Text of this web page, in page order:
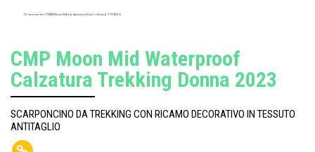
Scarponcino CMP Moon Mid waterproof nel colore AZZURRO
CMP Moon Mid Waterproof
Calzatura Trekking Donna 2023
SCARPONCINO DA TREKKING CON RICAMO DECORATIVO IN TESSUTO
ANTITAGLIO